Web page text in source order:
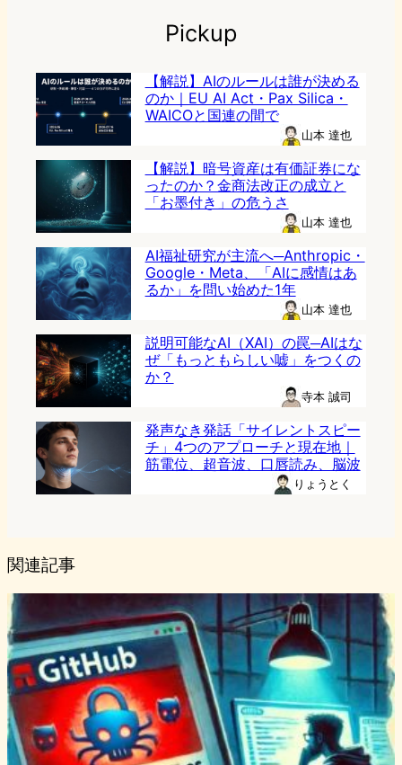
Pickup
【解説】AIのルールは誰が決める
のか｜EU AI Act・Pax Silica・
WAICOと国連の間で
山本 達也
【解説】暗号資産は有価証券にな
ったのか？金商法改正の成立と
「お墨付き」の危うさ
山本 達也
AI福祉研究が主流へ─Anthropic・
Google・Meta、「AIに感情はあ
るか」を問い始めた1年
山本 達也
説明可能なAI（XAI）の罠─AIはな
ぜ「もっともらしい嘘」をつくの
か？
寺本 誠司
発声なき発話「サイレントスピー
チ」4つのアプローチと現在地｜
筋電位、超音波、口唇読み、脳波
りょうとく
関連記事